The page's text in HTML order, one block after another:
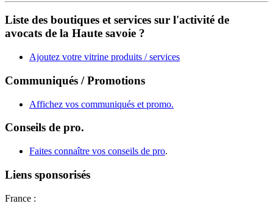
Liste des boutiques et services sur l'activité de
avocats de la Haute savoie ?
Ajoutez votre vitrine produits / services
Communiqués / Promotions
Affichez vos communiqués et promo.
Conseils de pro.
Faites connaître vos conseils de pro.
Liens sponsorisés
France :